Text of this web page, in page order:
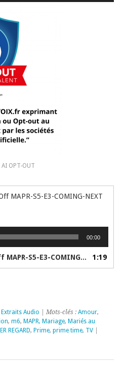
OPT-OUT
MAPR-S5-E3-COMING-NEXT
00:00
1. Caroline Klaus Voix Off MAPR-S5-E3-COMING-NEXT 1:19
Extraits Audio | Mots-clés : Amour,
, m6, MAPR, Mariage, Mariés au
REGARD, Prime, prime time, TV